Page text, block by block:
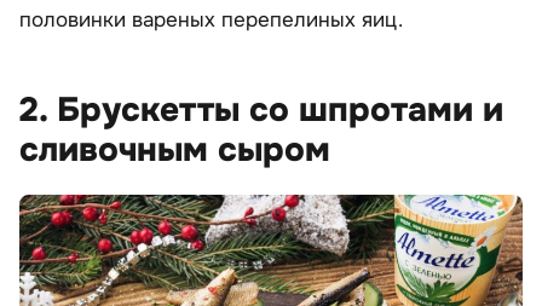
половинки вареных перепелиных яиц.
2. Брускетты со шпротами и
сливочным сыром